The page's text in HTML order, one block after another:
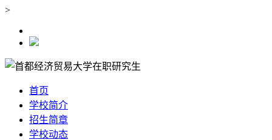
>
首页
学校简介
招生简章
学校动态